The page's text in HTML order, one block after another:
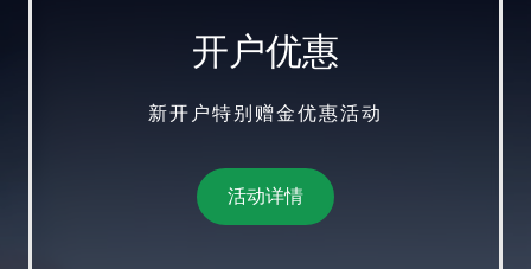
开户优惠
新开户特别赠金优惠活动
活动详情